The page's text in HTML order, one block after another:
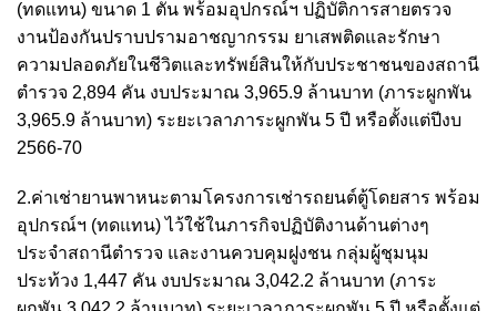
(ทดแทน) ขนาด 1 ตัน พร้อมอุปกรณ์ฯ ปฏิบัติการสายตรวจ
งานป้องกันปราบปรามอาชญากรรม ยาเสพติดและรักษา
ความปลอดภัยในชีวิตและทรัพย์สินให้กับประชาชนของสถานี
ตำรวจ 2,894 คัน งบประมาณ 3,965.9 ล้านบาท (ภาระผูกพัน
3,965.9 ล้านบาท) ระยะเวลาภาระผูกพัน 5 ปี หรือตั้งแต่ปีงบ
2566-70
2.ค่าเช่ายานพาหนะตามโครงการเช่ารถยนต์ตู้โดยสาร พร้อม
อุปกรณ์ฯ (ทดแทน) ไว้ใช้ในภารกิจปฏิบัติงานด้านต่างๆ
ประจำสถานีตำรวจ และงานควบคุมฝูงชน กลุ่มผู้ชุมนุม
ประท้วง 1,447 คัน งบประมาณ 3,042.2 ล้านบาท (ภาระ